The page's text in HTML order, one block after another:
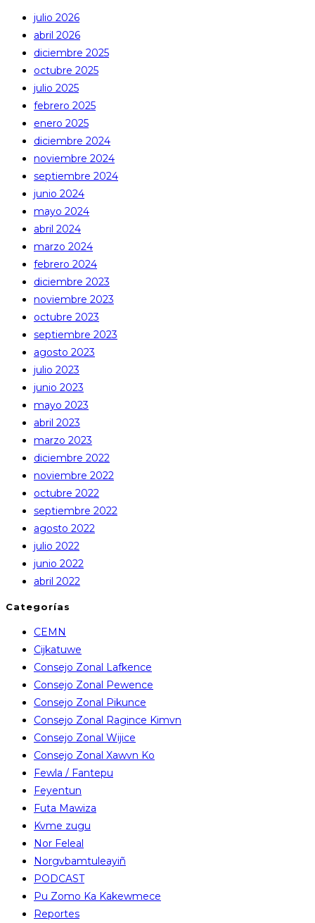
julio 2026
abril 2026
diciembre 2025
octubre 2025
julio 2025
febrero 2025
enero 2025
diciembre 2024
noviembre 2024
septiembre 2024
junio 2024
mayo 2024
abril 2024
marzo 2024
febrero 2024
diciembre 2023
noviembre 2023
octubre 2023
septiembre 2023
agosto 2023
julio 2023
junio 2023
mayo 2023
abril 2023
marzo 2023
diciembre 2022
noviembre 2022
octubre 2022
septiembre 2022
agosto 2022
julio 2022
junio 2022
abril 2022
Categorías
CEMN
Cijkatuwe
Consejo Zonal Lafkence
Consejo Zonal Pewence
Consejo Zonal Pikunce
Consejo Zonal Ragince Kimvn
Consejo Zonal Wijice
Consejo Zonal Xawvn Ko
Fewla / Fantepu
Feyentun
Futa Mawiza
Kvme zugu
Nor Feleal
Norgvbamtuleayiñ
PODCAST
Pu Zomo Ka Kakewmece
Reportes